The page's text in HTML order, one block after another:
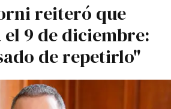
reiteró que
9 de diciembre:
de repetirlo"